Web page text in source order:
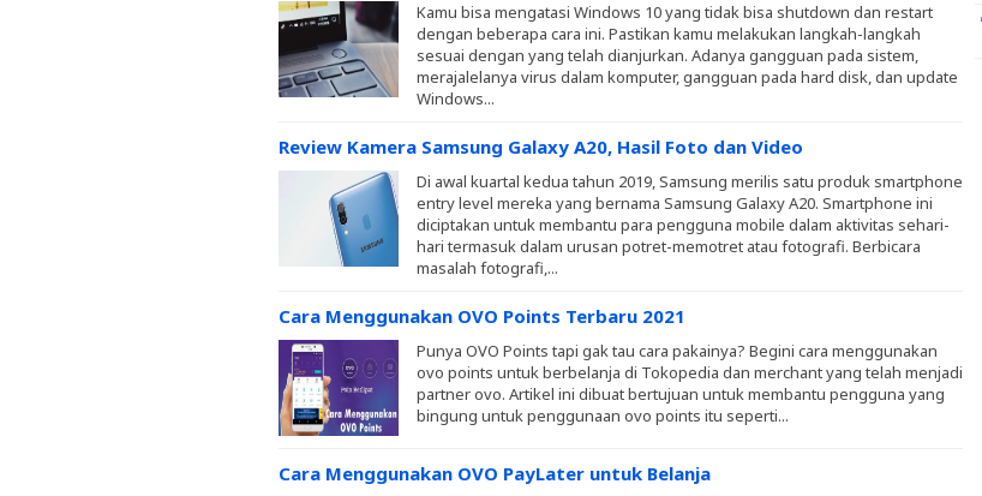
Kamu bisa mengatasi Windows 10 yang tidak bisa shutdown dan restart
dengan beberapa cara ini. Pastikan kamu melakukan langkah-langkah
sesuai dengan yang telah dianjurkan. Adanya gangguan pada sistem,
merajalelanya virus dalam komputer, gangguan pada hard disk, dan update
Windows...
Review Kamera Samsung Galaxy A20, Hasil Foto dan Video
Di awal kuartal kedua tahun 2019, Samsung merilis satu produk smartphone
entry level mereka yang bernama Samsung Galaxy A20. Smartphone ini
diciptakan untuk membantu para pengguna mobile dalam aktivitas sehari-
hari termasuk dalam urusan potret-memotret atau fotografi. Berbicara
masalah fotografi,...
Cara Menggunakan OVO Points Terbaru 2021
Punya OVO Points tapi gak tau cara pakainya? Begini cara menggunakan
ovo points untuk berbelanja di Tokopedia dan merchant yang telah menjadi
partner ovo. Artikel ini dibuat bertujuan untuk membantu pengguna yang
bingung untuk penggunaan ovo points itu seperti...
Cara Menggunakan OVO PayLater untuk Belanja